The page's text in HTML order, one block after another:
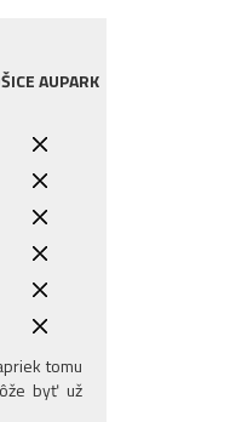
AUPARK
tomu
byť už